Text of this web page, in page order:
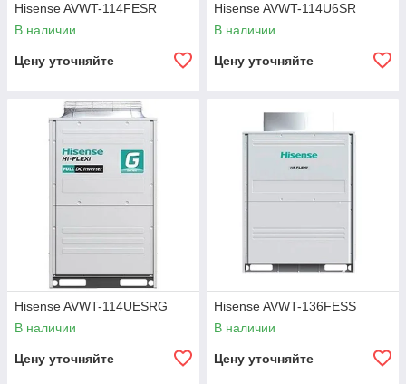
Hisense AVWT-114FESR
В наличии
Цену уточняйте
Hisense AVWT-114U6SR
В наличии
Цену уточняйте
Hisense AVWT-114UESRG
В наличии
Цену уточняйте
Hisense AVWT-136FESS
В наличии
Цену уточняйте